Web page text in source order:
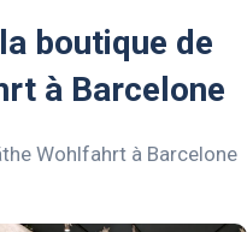
boutique de
à Barcelone
Wohlfahrt à Barcelone